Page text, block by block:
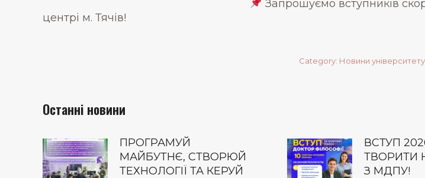
Запрошуємо вступників
центрі м. Тячів!
Category: Новини університету
Останні новини
ПРОГРАМУЙ
МАЙБУТНЄ, СТВОРЮЙ
ТЕХНОЛОГІЇ ТА КЕРУЙ
ВСТУП
ТВОРИТИ
З МДПУ!